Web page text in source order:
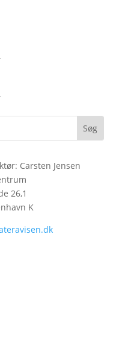
Carsten Jensen
26,1
K